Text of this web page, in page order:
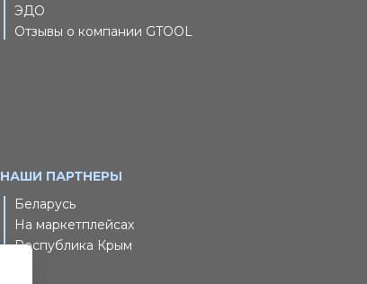
ЭДО
Отзывы о компании GTOOL
НАШИ ПАРТНЕРЫ
Беларусь
На маркетплейсах
Республика Крым